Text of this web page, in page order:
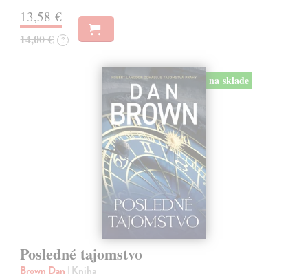
13,58 €
14,00 € ?
na sklade
Posledné tajomstvo
Brown Dan | Kniha